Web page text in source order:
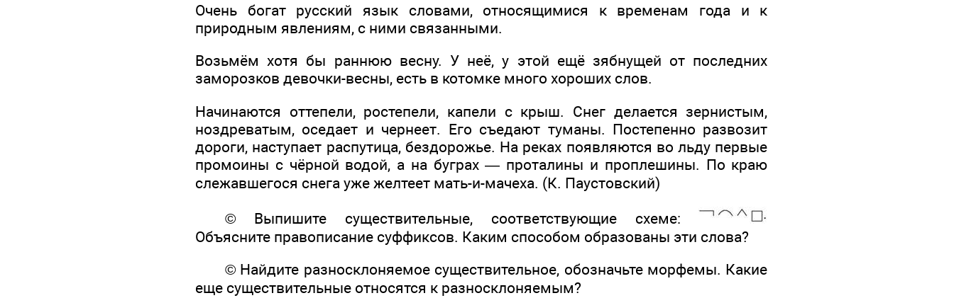
Очень богат русский язык словами, относящимися к временам года и к
природным явлениям, с ними связанными.
Возьмём хотя бы раннюю весну. У неё, у этой ещё зябнущей от последних
заморозков девочки-весны, есть в котомке много хороших слов.
Начинаются оттепели, ростепели, капели с крыш. Снег делается зернистым,
ноздреватым, оседает и чернеет. Его съедают туманы. Постепенно развозит
дороги, наступает распутица, бездорожье. На реках появляются во льду первые
промоины с чёрной водой, а на буграх — проталины и проплешины. По краю
слежавшегося снега уже желтеет мать-и-мачеха. (К. Паустовский)
© Выпишите существительные, соответствующие схеме:
Объясните правописание суффиксов. Каким способом образованы эти слова?
© Найдите разносклоняемое существительное, обозначьте морфемы. Какие
еще существительные относятся к разносклоняемым?